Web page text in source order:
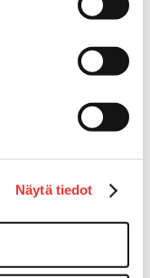
Näytä tiedot